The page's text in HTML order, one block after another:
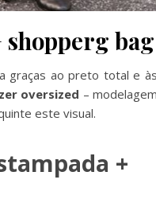
shopperg bag
graças ao preto total e às
oversized – modelagem
este visual.
+